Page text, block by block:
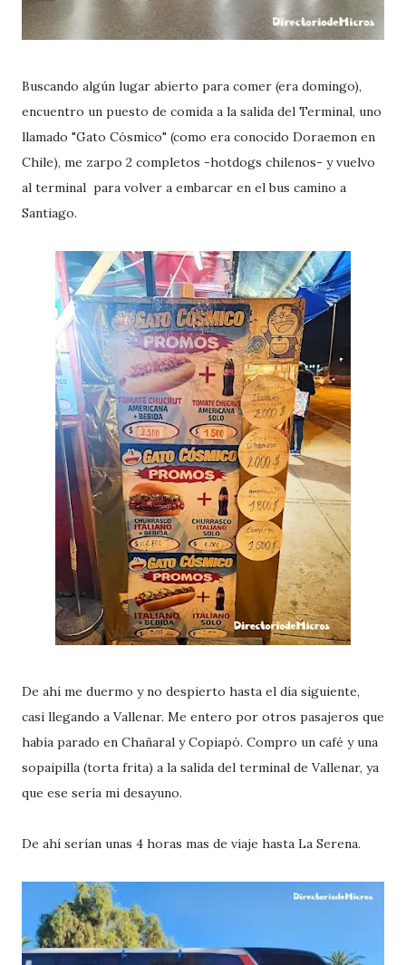
Buscando algún lugar abierto para comer (era domingo),
encuentro un puesto de comida a la salida del Terminal, uno
llamado "Gato Cósmico" (como era conocido Doraemon en
Chile), me zarpo 2 completos -hotdogs chilenos- y vuelvo
al terminal para volver a embarcar en el bus camino a
Santiago.
De ahí me duermo y no despierto hasta el día siguiente,
casi llegando a Vallenar. Me entero por otros pasajeros que
había parado en Chañaral y Copiapó. Compro un café y una
sopaipilla (torta frita) a la salida del terminal de Vallenar, ya
que ese sería mi desayuno.
De ahí serían unas 4 horas mas de viaje hasta La Serena.